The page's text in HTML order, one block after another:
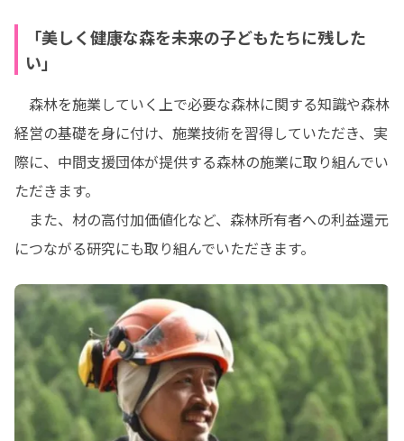
「美しく健康な森を未来の子どもたちに残した
い」
森林を施業していく上で必要な森林に関する知識や森林
経営の基礎を身に付け、施業技術を習得していただき、実
際に、中間支援団体が提供する森林の施業に取り組んでい
ただきます。
また、材の高付加価値化など、森林所有者への利益還元
につながる研究にも取り組んでいただきます。